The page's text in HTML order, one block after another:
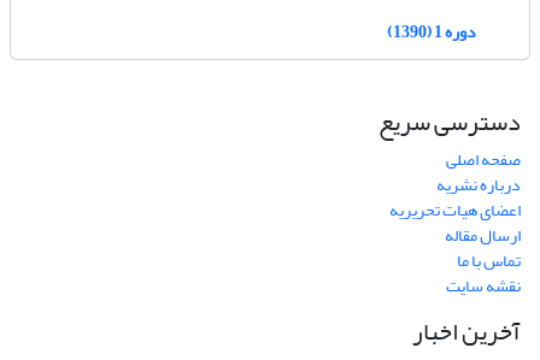
دوره 1 (1390)
دسترسی سریع
صفحه اصلی
درباره نشریه
اعضای هیات تحریریه
ارسال مقاله
تماس با ما
نقشه سایت
آخرین اخبار